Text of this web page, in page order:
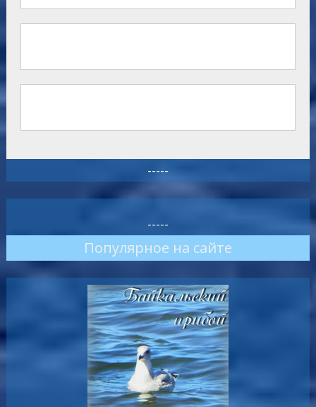
-----
-----
Популярное на сайте